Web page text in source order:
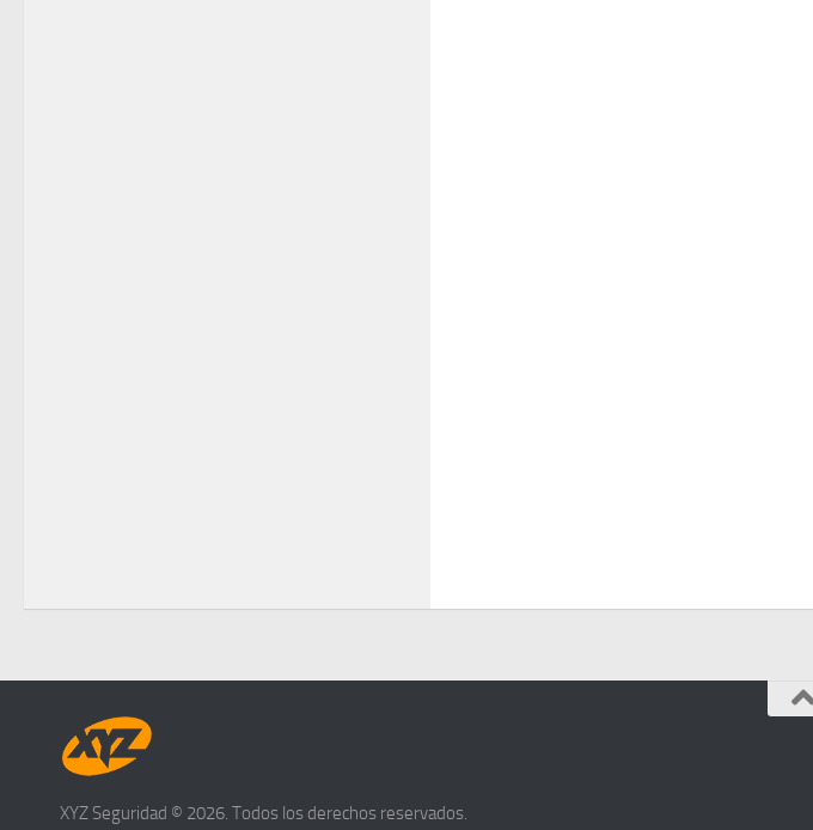
XYZ Seguridad © 2026. Todos los derechos reservados.